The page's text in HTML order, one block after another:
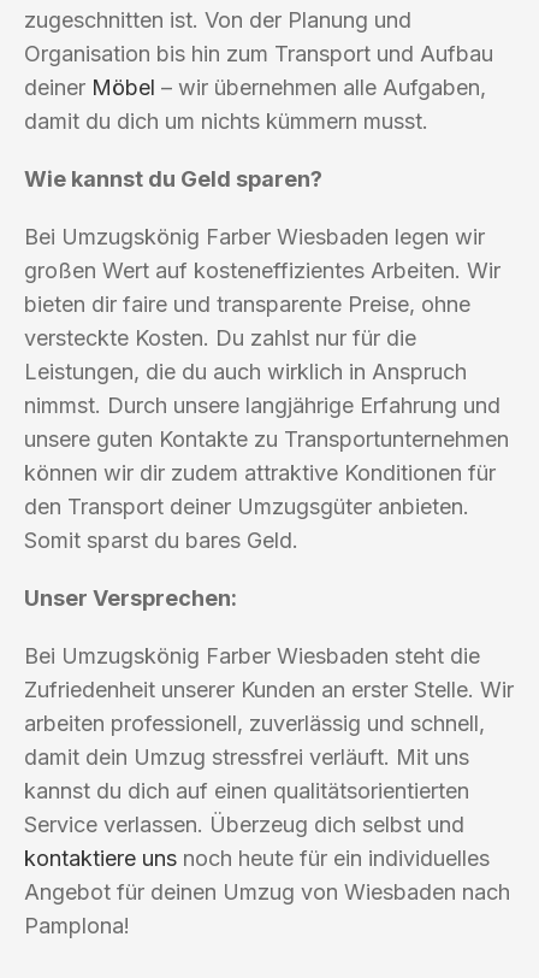
zugeschnitten ist. Von der Planung und
Organisation bis hin zum Transport und Aufbau
deiner Möbel – wir übernehmen alle Aufgaben,
damit du dich um nichts kümmern musst.
Wie kannst du Geld sparen?
Bei Umzugskönig Farber Wiesbaden legen wir
großen Wert auf kosteneffizientes Arbeiten. Wir
bieten dir faire und transparente Preise, ohne
versteckte Kosten. Du zahlst nur für die
Leistungen, die du auch wirklich in Anspruch
nimmst. Durch unsere langjährige Erfahrung und
unsere guten Kontakte zu Transportunternehmen
können wir dir zudem attraktive Konditionen für
den Transport deiner Umzugsgüter anbieten.
Somit sparst du bares Geld.
Unser Versprechen:
Bei Umzugskönig Farber Wiesbaden steht die
Zufriedenheit unserer Kunden an erster Stelle. Wir
arbeiten professionell, zuverlässig und schnell,
damit dein Umzug stressfrei verläuft. Mit uns
kannst du dich auf einen qualitätsorientierten
Service verlassen. Überzeug dich selbst und
kontaktiere uns noch heute für ein individuelles
Angebot für deinen Umzug von Wiesbaden nach
Pamplona!